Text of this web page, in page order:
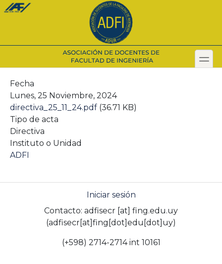
Pasar
toggle
Secondary menu
Fecha
Lunes, 25 Noviembre, 2024
directiva_25_11_24.pdf (36.71 KB)
Tipo de acta
Directiva
Instituto o Unidad
ADFI
Iniciar sesión
Contacto: adfisecr [at] fing.edu.uy
(adfisecr[at]fing[dot]edu[dot]uy)
(+598) 2714-2714 int 10161